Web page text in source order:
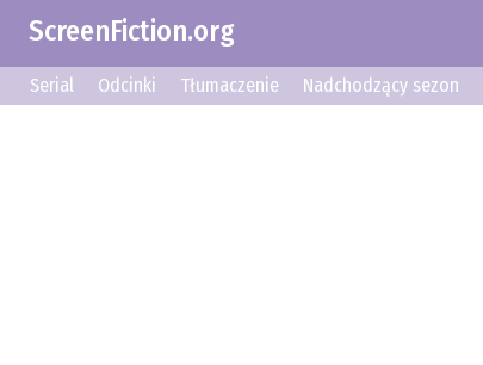
ScreenFiction.org
Serial Odcinki Tłumaczenie Nadchodzący sezon